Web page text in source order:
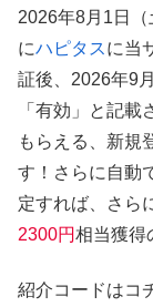
2026年8月1日
にハピタスに当
証後、2026年9
「有効」と記
もらえる、新規
す！さらに自動
定すれば、さら
2300円相当獲得
紹介コードはコ